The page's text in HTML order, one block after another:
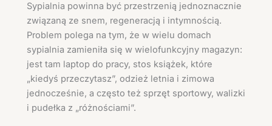
Sypialnia powinna być przestrzenią jednoznacznie
związaną ze snem, regeneracją i intymnością.
Problem polega na tym, że w wielu domach
sypialnia zamieniła się w wielofunkcyjny magazyn:
jest tam laptop do pracy, stos książek, które
„kiedyś przeczytasz”, odzież letnia i zimowa
jednocześnie, a często też sprzęt sportowy, walizki
i pudełka z „różnościami”.